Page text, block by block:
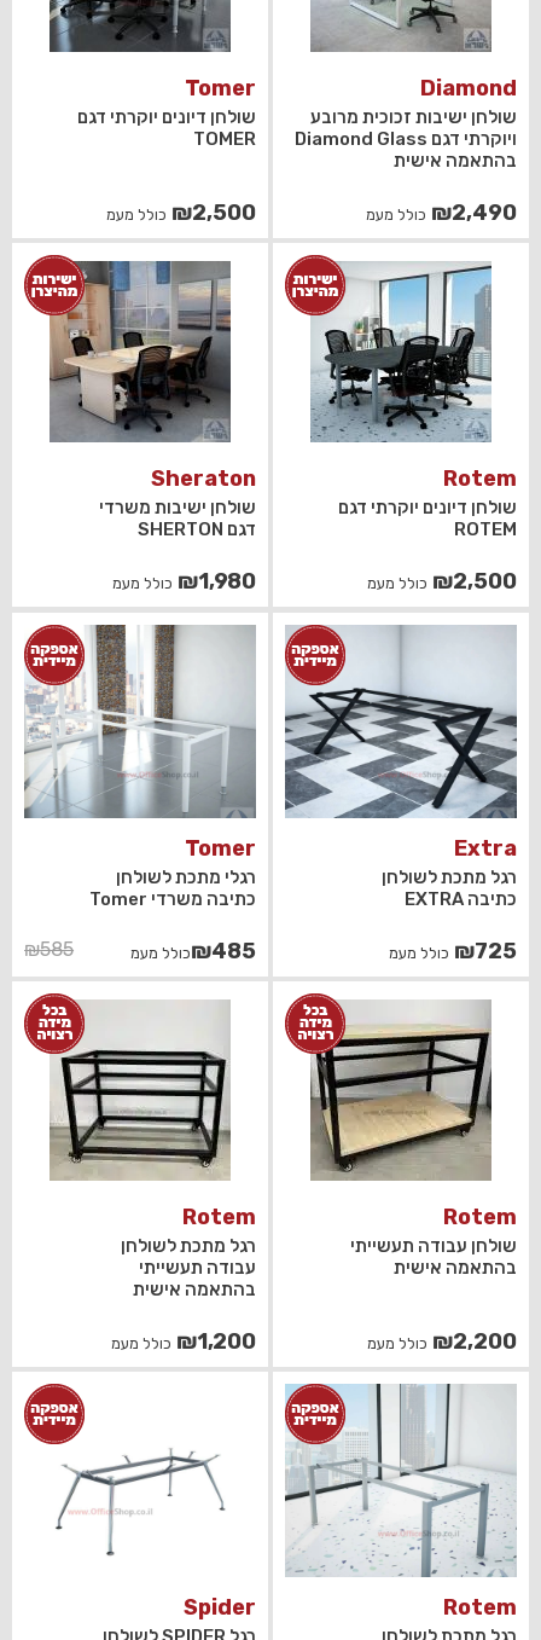
Diamond
שולחן ישיבות זכוכית מרובע
ויוקרתי דגם Diamond Glass
בהתאמה אישית
₪2,490 כולל מעמ
Tomer
שולחן דיונים יוקרתי דגם
TOMER
₪2,500 כולל מעמ
Rotem
שולחן דיונים יוקרתי דגם
ROTEM
₪2,500 כולל מעמ
Sheraton
שולחן ישיבות משרדי
דגם SHERTON
₪1,980 כולל מעמ
Extra
רגל מתכת לשולחן
כתיבה EXTRA
₪725 כולל מעמ
Tomer
רגלי מתכת לשולחן
כתיבה משרדי Tomer
₪585
המחיר
המקורי
היה:
₪485
המחיר
הנוכחי
הוא:
כולל מעמ
Rotem
שולחן עבודה תעשייתי
בהתאמה אישית
₪2,200 כולל מעמ
Rotem
רגל מתכת לשולחן
עבודה תעשייתי
בהתאמה אישית
₪1,200 כולל מעמ
Rotem
Spider